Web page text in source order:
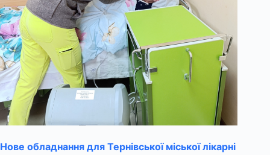
Нове обладнання для Тернівської міської лікарні